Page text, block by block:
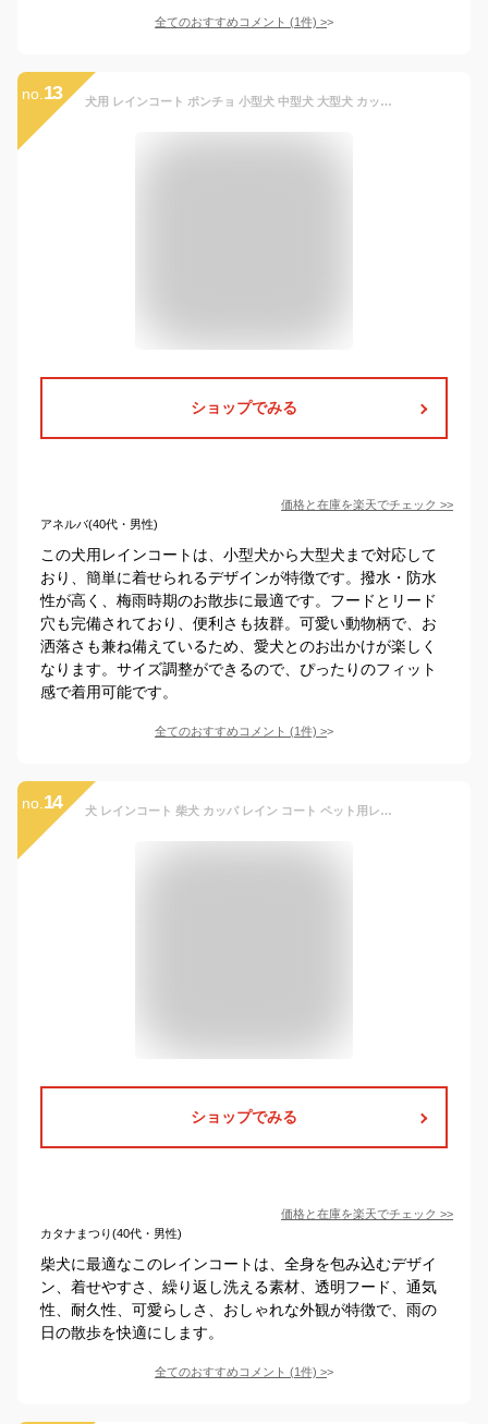
全てのおすすめコメント (1件) >
no. 13 犬用 レインコート ポンチョ 小型犬 中型犬 大型犬 カッパ 合羽 着せやすい 雨具 フード リード穴付き サイズ調節 カバーオール 梅雨対策 防水 撥水 可愛い お洒落 お散歩 簡単装着 フレンチブルドッグ チワワ プードル 柴犬 コーギー 動物柄
ショップでみる
価格と在庫を楽天でチェック >>
アネルバ(40代・男性)
この犬用レインコートは、小型犬から大型犬まで対応して
おり、簡単に着せられるデザインが特徴です。撥水・防水
性が高く、梅雨時期のお散歩に最適です。フードとリード
穴も完備されており、便利さも抜群。可愛い動物柄で、お
洒落さも兼ね備えているため、愛犬とのお出かけが楽しく
なります。サイズ調整ができるので、ぴったりのフィット
感で着用可能です。
全てのおすすめコメント (1件) >
no. 14 犬 レインコート 柴犬 カッパ レイン コート ペット用レインコート ポンチョ 雨合羽 着せやすい 小型犬 ペット 散歩 グッズ 犬用 犬用合羽 丸ごと包み 繰り返し洗える 透明 帽子付 お散歩 梅雨対策 濡れない 通気 耐久性 かわいい 犬服 犬のレインコート おしゃれ
ショップでみる
価格と在庫を楽天でチェック >>
カタナまつり(40代・男性)
柴犬に最適なこのレインコートは、全身を包み込むデザイ
ン、着せやすさ、繰り返し洗える素材、透明フード、通気
性、耐久性、可愛らしさ、おしゃれな外観が特徴で、雨の
日の散歩を快適にします。
全てのおすすめコメント (1件) >